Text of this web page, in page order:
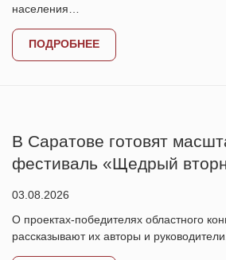
населения…
ПОДРОБНЕЕ
В Саратове готовят
фестиваль «Щедрый
03.08.2026
О проектах-победителях областного
рассказывают их авторы и руководители.